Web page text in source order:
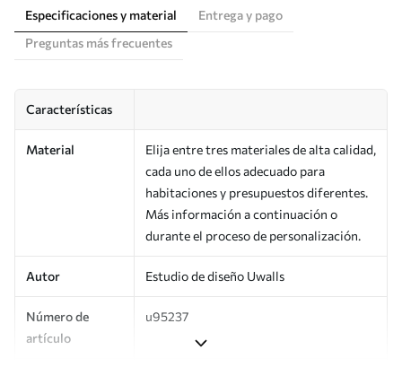
Especificaciones y material
Entrega y pago
Preguntas más frecuentes
Características
Material
Elija entre tres materiales de alta calidad,
cada uno de ellos adecuado para
habitaciones y presupuestos diferentes.
Más información a continuación o
durante el proceso de personalización.
Autor Estudio de diseño Uwalls
Número de
artículo
u95237